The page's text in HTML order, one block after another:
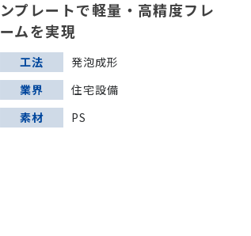
ンプレートで軽量・高精度フレ
ームを実現
工法
発泡成形
業界
住宅設備
素材
PS